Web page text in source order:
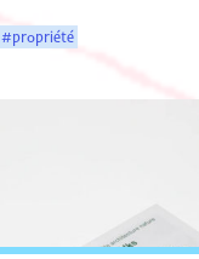
#propriété